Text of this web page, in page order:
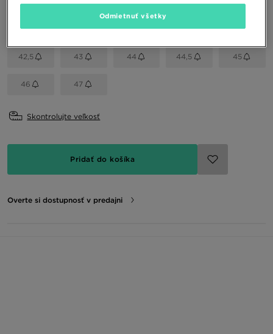
39 40 40,5 41 42
42,5 43 44 44,5 45
46 47
Skontrolujte veľkosť
Pridať do košíka
Overte si dostupnosť v predajni
Odmietnuť všetky